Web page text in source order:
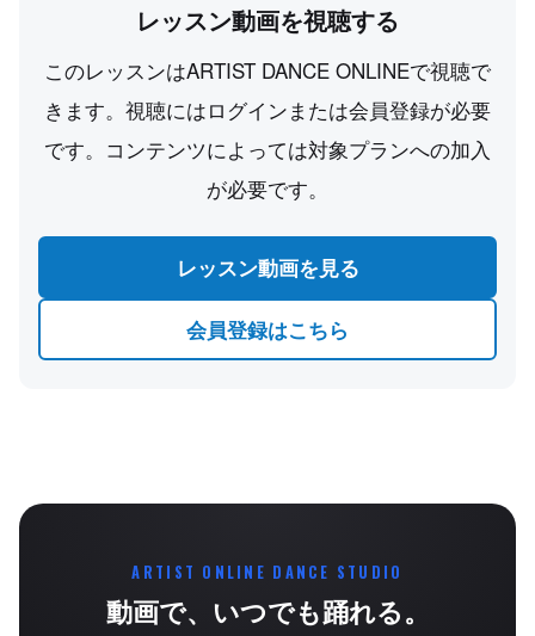
レッスン動画を視聴する
このレッスンはARTIST DANCE ONLINEで視聴で
きます。視聴にはログインまたは会員登録が必要
です。コンテンツによっては対象プランへの加入
が必要です。
レッスン動画を見る
会員登録はこちら
ARTIST ONLINE DANCE STUDIO
動画で、いつでも踊れる。